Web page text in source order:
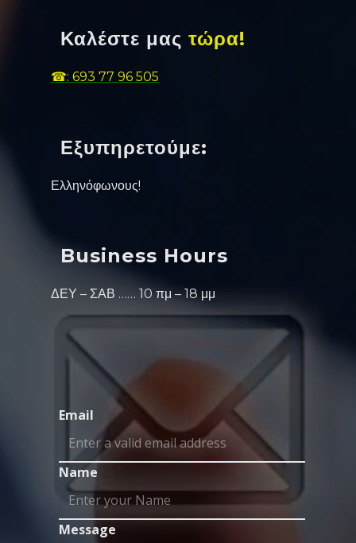
Καλέστε μας τώρα!
☎: 693 77 96 505
Εξυπηρετούμε:
Ελληνόφωνους!
Business Hours
ΔΕΥ – ΣΑΒ …… 10 πμ – 18 μμ
Email
Name
Message